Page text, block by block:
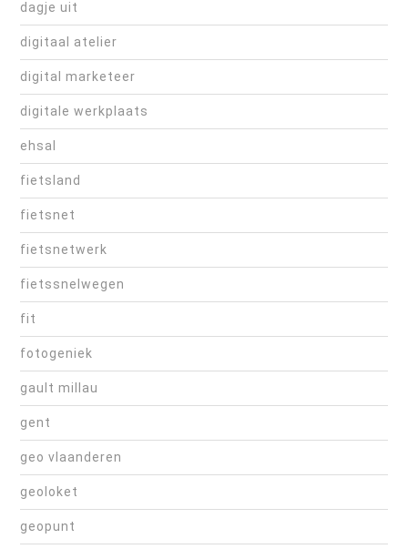
dagje uit
digitaal atelier
digital marketeer
digitale werkplaats
ehsal
fietsland
fietsnet
fietsnetwerk
fietssnelwegen
fit
fotogeniek
gault millau
gent
geo vlaanderen
geoloket
geopunt